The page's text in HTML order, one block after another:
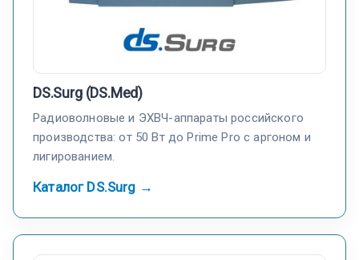
DS.Surg (DS.Med)
Радиоволновые и ЭХВЧ-аппараты российского
производства: от 50 Вт до Prime Pro с аргоном и
лигированием.
Каталог DS.Surg →